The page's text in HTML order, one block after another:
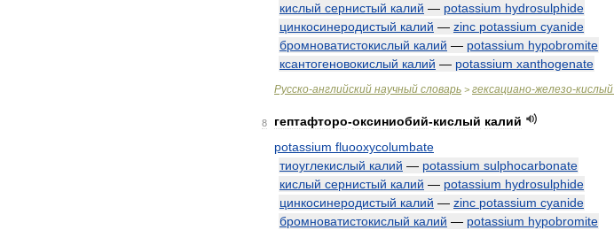
кислый сернистый калий — potassium hydrosulphide
цинкосинеродистый калий — zinc potassium cyanide
бромноватистокислый калий — potassium hypobromite
ксантогеновокислый калий — potassium xanthogenate
Русско-английский научный словарь > гексациано-железо-кислый
8 гептафторо-оксиниобий-кислый калий
potassium fluooxycolumbate
тиоуглекислый калий — potassium sulphocarbonate
кислый сернистый калий — potassium hydrosulphide
цинкосинеродистый калий — zinc potassium cyanide
бромноватистокислый калий — potassium hypobromite